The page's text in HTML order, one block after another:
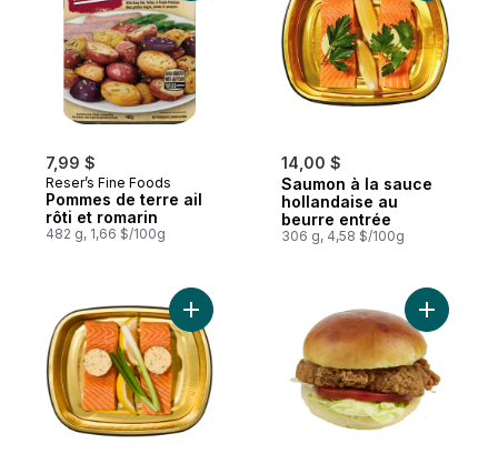
7,99 $
Reser’s Fine Foods
Pommes de terre ail
rôti et romarin
482 g, 1,66 $/100g
14,00 $
Saumon à la sauce
hollandaise au
beurre entrée
306 g, 4,58 $/100g
Ajouter Saumon au beurre de miso au
Ajouter